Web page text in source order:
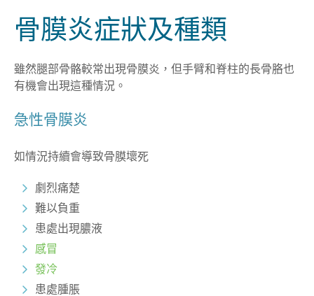
骨膜炎症狀及種類
雖然腿部骨骼較常出現骨膜炎，但手臂和脊柱的長骨胳也
有機會出現這種情況。
急性骨膜炎
如情況持續會導致骨膜壞死
劇烈痛楚
難以負重
患處出現膿液
感冒
發冷
患處腫脹